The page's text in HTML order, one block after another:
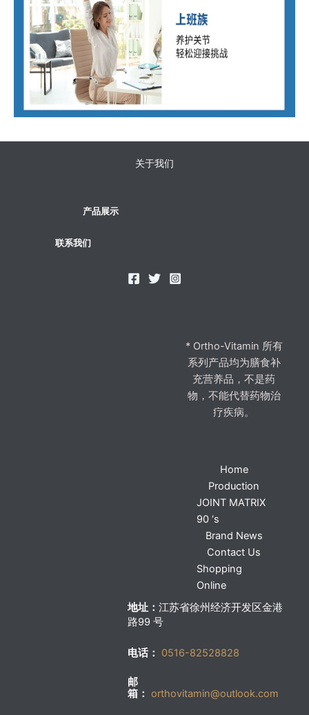
关于我们
产品展示
联系我们
* Ortho-Vitamin 所有
系列产品均为膳食补
充营养品，不是药
物，不能代替药物治
疗疾病。
Home
Production
JOINT MATRIX
90 ‘s
Brand News
Contact Us
Shopping
Online
地址： 江苏省徐州经济开发区金港
路99 号
电话： 0516-82528828
邮
箱： orthovitamin@outlook.com